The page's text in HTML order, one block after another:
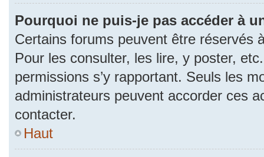
Pourquoi ne puis-je pas accéder à
Certains forums peuvent être réservés
Pour les consulter, les lire, y poster,
permissions s’y rapportant. Seuls les
administrateurs peuvent accorder ces
contacter.
Haut